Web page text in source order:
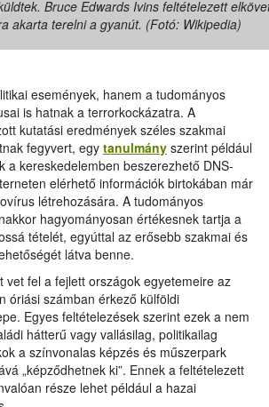
Bruce Edwards Ivins feltételezett
akarta terelni a gyanút. (Fotó: Wikipedia)
események, hanem a tudományos
is hatnak a terrorkockázatra. A
kutatási eredmények széles szakmai
fegyvert, egy tanulmány szerint például
a kereskedelemben beszerezhető DNS-
elérhető információk birtokában már
létrehozására. A tudományos
hagyományosan értékesnek tartja a
tételét, egyúttal az erősebb szakmai és
látva benne.
vet fel a fejlett országok egyetemeire az
óriási számban érkező külföldi
Egyes feltételezések szerint ezek a nem
hátterű vagy vallásilag, politikailag
a színvonalas képzés és műszerpark
„képződhetnek ki”. Ennek a feltételezett
része lehet például a hazai